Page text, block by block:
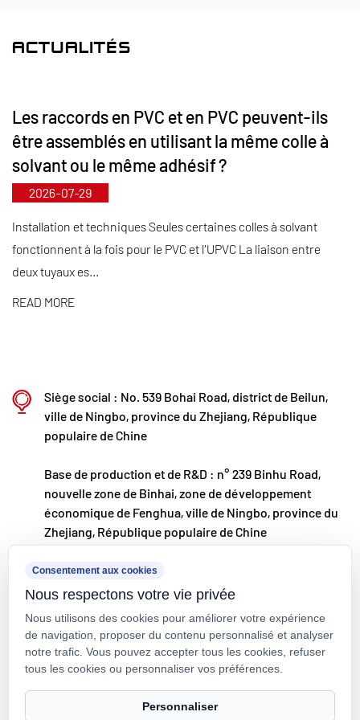
spécifications. Notamment, nos vannes papillon
comblant ainsi les lacunes du marché et
maintenant notre avantage concurrentiel dans
l'industrie.
Guidé par le principe « Axé sur la technologie et en
phase avec son temps », Kaixin alloue près de 10
millions de RMB par an à la R&D. Nous garantissons
une qualité de produit supérieure grâce à une
fabrication automatisée standardisée et à un
permanence les tendances du marché mondial et
exploitons les canaux numériques pour proposer
nos clients du monde entier.
Ningbo • Base de R&D et de production de Fenghua
Avec un investissement total de 200 millions de
Co., Ltd. a créé un nouveau laboratoire de
matériaux en collaboration avec des universités et
des instituts de recherche, construit une base de
fabrication moderne et installé 8 lignes de
production entièrement automatisées pour les
plastiques modifiés et 8 pour les matériaux
ACTUALITÉS
Les raccords en PVC et en PVC peuvent-ils
être assemblés en utilisant la même colle à
solvant ou le même adhésif ?
2026-07-29
Installation et techniques Seules certaines colles à solvant
fonctionnent à la fois pour le PVC et l'UPVC La liaison entre
deux tuyaux es...
READ MORE
Siège social : No. 539 Bohai Road, district de Beilun,
ville de Ningbo, province du Zhejiang, République
populaire de Chine
Base de production et de R&D : n° 239 Binhu Road,
nouvelle zone de Binhai, zone de développement
économique de Fenghua, ville de Ningbo, province du
Zhejiang, République populaire de Chine
kxpv@kxpv.com
+86-18067123177
Droit d'auteur © Kaixin Pipeline Technologies Co., Ltd. Tous droits
Consentement aux cookies
Nous respectons votre vie privée
Nous utilisons des cookies pour améliorer votre expérience
de navigation, proposer du contenu personnalisé et analyser
notre trafic. Vous pouvez accepter tous les cookies, refuser
tous les cookies ou personnaliser vos préférences.
Personnaliser